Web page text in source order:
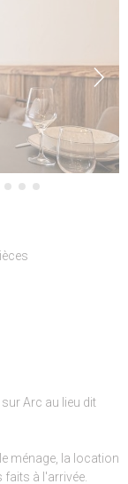
Arc au lieu dit
ménage, la location
faits à l'arrivée.